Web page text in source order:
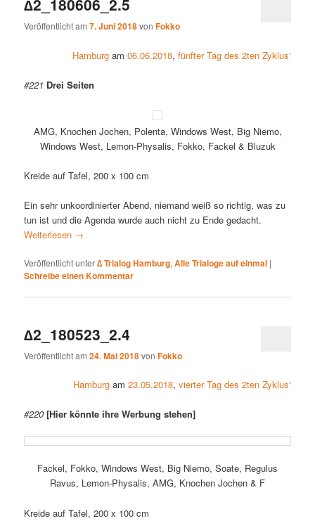
∆2_180606_2.5
Veröffentlicht am7. Juni 2018vonFokko
Hamburgam 06.06.2018, fünfter Tag des 2ten Zyklus‘
#221 Drei Seiten
AMG, Knochen Jochen, Polenta, Windows West, Big Niemo,
Windows West, Lemon-Physalis, Fokko, Fackel & Bluzuk
Kreide auf Tafel, 200 x 100 cm
Ein sehr unkoordinierter Abend, niemand weiß so richtig, was zu
tun ist und die Agenda wurde auch nicht zu Ende gedacht.
Weiterlesen →
Veröffentlicht unter∆ Trialog Hamburg,Alle Trialoge auf einmal |
Schreibe einen Kommentar
∆2_180523_2.4
Veröffentlicht am24. Mai 2018vonFokko
Hamburgam 23.05.2018, vierter Tag des 2ten Zyklus‘
#220 [Hier könnte ihre Werbung stehen]
Fackel, Fokko, Windows West, Big Niemo, Soate, Regulus
Ravus, Lemon-Physalis, AMG, Knochen Jochen & F
Kreide auf Tafel, 200 x 100 cm